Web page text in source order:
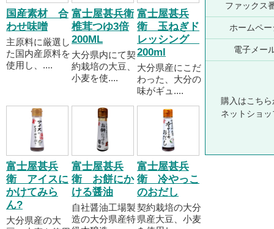
国産素材 合
わせ味噌
主原料に厳選し
た国内産原料を
使用し、....
富士屋甚兵衛
椎茸つゆ3倍
200ML
大分県内にて契
約栽培の大豆、
小麦を使....
富士屋甚兵
衛 玉ねぎド
レッシング
200ml
大分県産にこだ
わった、大分の
味がギュ....
富士屋甚兵
衛 アイスに
かけてみら
ん?
大分県産の大
富士屋甚兵
衛 お餅にか
ける醤油
自社醤油工場製
造の大分県産特
富士屋甚兵
衛 冷やっこ
のおだし
契約栽培の大分
県産大豆、小麦
ファックス
ホームペー
電子メー
購入はこちら
ネットショ